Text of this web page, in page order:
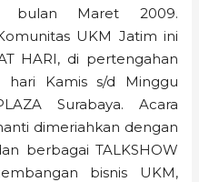
bulan Maret 2009.
UKM Jatim ini
HARI, di pertengahan
Kamis s/d Minggu
Surabaya. Acara
dimeriahkan dengan
berbagai TALKSHOW
bisnis UKM,